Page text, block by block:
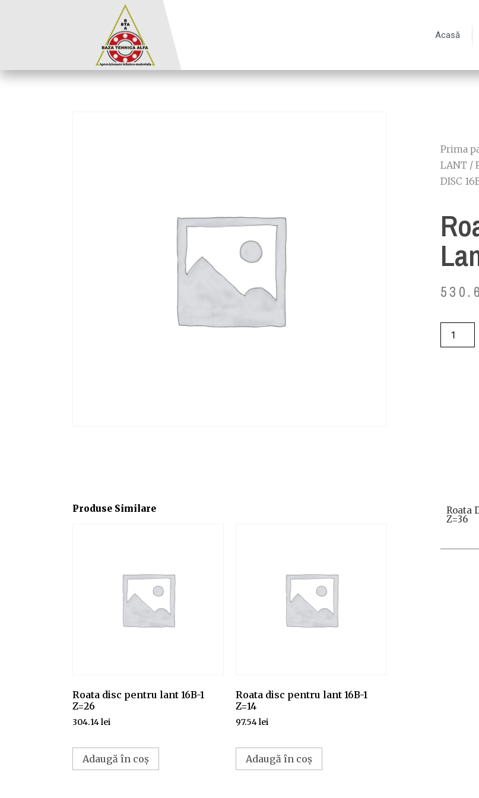
Acasă
Prima
LANT /
DISC
Produse Similare
Roata disc pentru lant 16B-1
Z=26
304.14lei
Adaugă în coș
Roata disc pentru lant 16B-1
Z=14
97.54lei
Adaugă în coș
Roata
Z=36